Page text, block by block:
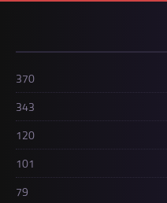
370
343
120
101
79